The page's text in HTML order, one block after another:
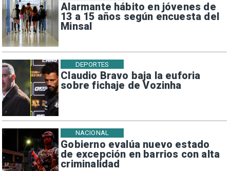
Alarmante hábito en jóvenes de
13 a 15 años según encuesta del
Minsal
Claudio Bravo baja la euforia
sobre fichaje de Vozinha
DEPORTES
Gobierno evalúa nuevo estado
de excepción en barrios con alta
criminalidad
NACIONAL